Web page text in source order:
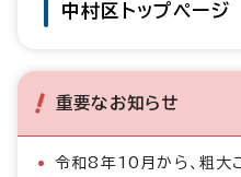
中村区トップページ
重要なお知らせ
令和8年10月から、粗大